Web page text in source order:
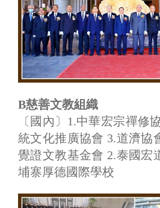
B慈善文教組織
〔國內〕1.中華宏宗禪修
統文化推廣協會 3.道濟協
覺證文教基金會 2.泰國宏
埔寨厚德國際學校